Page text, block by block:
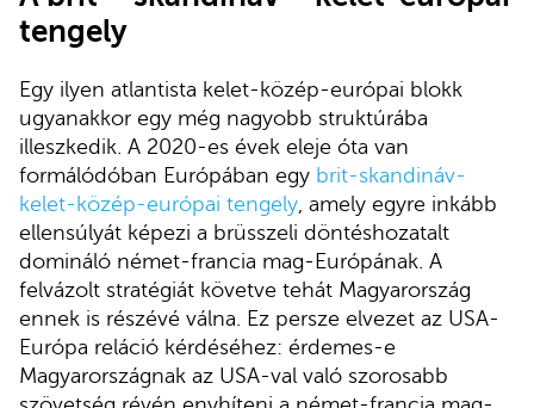
tengely
Egy ilyen atlantista kelet-közép-európai blokk
ugyanakkor egy még nagyobb struktúrába
illeszkedik. A 2020-es évek eleje óta van
formálódóban Európában egy brit-skandináv-
kelet-közép-európai tengely, amely egyre inkább
ellensúlyát képezi a brüsszeli döntéshozatalt
domináló német-francia mag-Európának. A
felvázolt stratégiát követve tehát Magyarország
ennek is részévé válna. Ez persze elvezet az USA-
Európa reláció kérdéséhez: érdemes-e
Magyarországnak az USA-val való szorosabb